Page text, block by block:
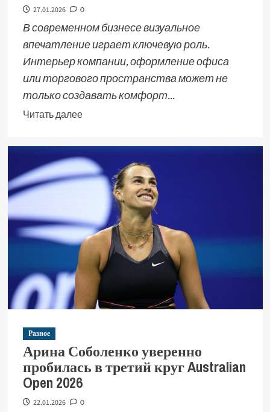
27.01.2026 0
В современном бизнесе визуальное
впечатление играет ключевую роль.
Интерьер компании, оформление офиса
или торгового пространства может не
только создавать комфорт...
Читать далее
Разное
Арина Соболенко уверенно
пробилась в третий круг Australian
Open 2026
22.01.2026 0